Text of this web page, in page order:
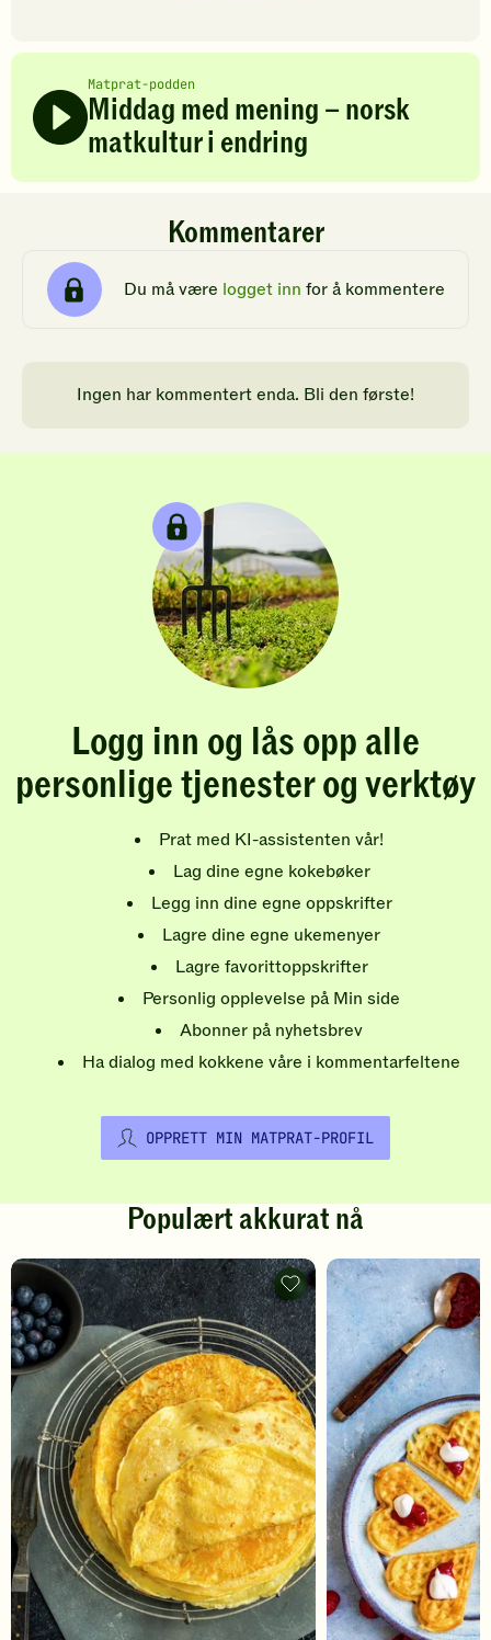
Matprat-podden
Middag med mening – norsk
matkultur i endring
Kommentarer
Du må være logget inn for å kommentere
Ingen har kommentert enda. Bli den første!
Logg inn og lås opp alle
personlige tjenester og verktøy
Prat med KI-assistenten vår!
Lag dine egne kokebøker
Legg inn dine egne oppskrifter
Lagre dine egne ukemenyer
Lagre favorittoppskrifter
Personlig opplevelse på Min side
Abonner på nyhetsbrev
Ha dialog med kokkene våre i kommentarfeltene
OPPRETT MIN MATPRAT-PROFIL
Populært akkurat nå
Pannekaker
-
legg
til
favoritter